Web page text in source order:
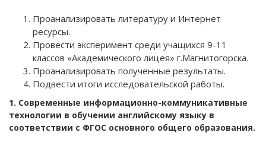
Проанализировать литературу и Интернет
ресурсы.
Провести эксперимент среди учащихся 9-11
классов «Академического лицея» г.Магнитогорска.
Проанализировать полученные результаты.
Подвести итоги исследовательской работы.
1. Современные информационно-коммуникативные
технологии в обучении английскому языку в
соответствии с ФГОС основного общего образования.